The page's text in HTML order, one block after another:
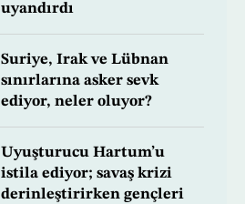
uyandırdı
Suriye, Irak ve Lübnan
sınırlarına asker sevk
ediyor, neler oluyor?
Uyuşturucu Hartum’u
istila ediyor; savaş krizi
derinleştirirken gençleri